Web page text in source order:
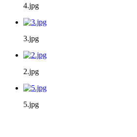
4.jpg
3.jpg
2.jpg
5.jpg